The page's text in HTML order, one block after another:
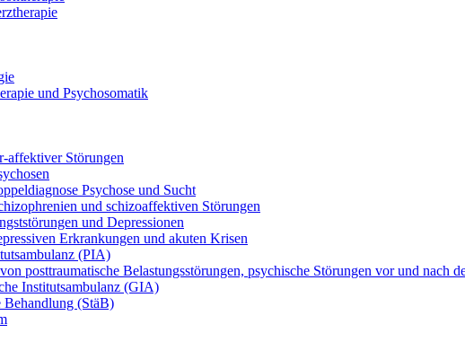
und Psychosomatik
affektiver Störungen
Psychose und Sucht
und schizoaffektiven Störungen
und Depressionen
Erkrankungen und akuten Krisen
(PIA)
posttraumatische Belastungsstörungen, psychische Störungen vor und nach
Institutsambulanz (GIA)
Behandlung (StäB)